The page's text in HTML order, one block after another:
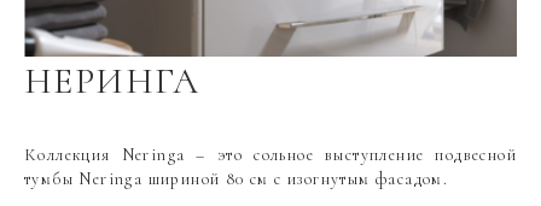
НЕРИНГА
Коллекция Neringa – это сольное выступление подвесной
тумбы Neringa шириной 80 см с изогнутым фасадом.